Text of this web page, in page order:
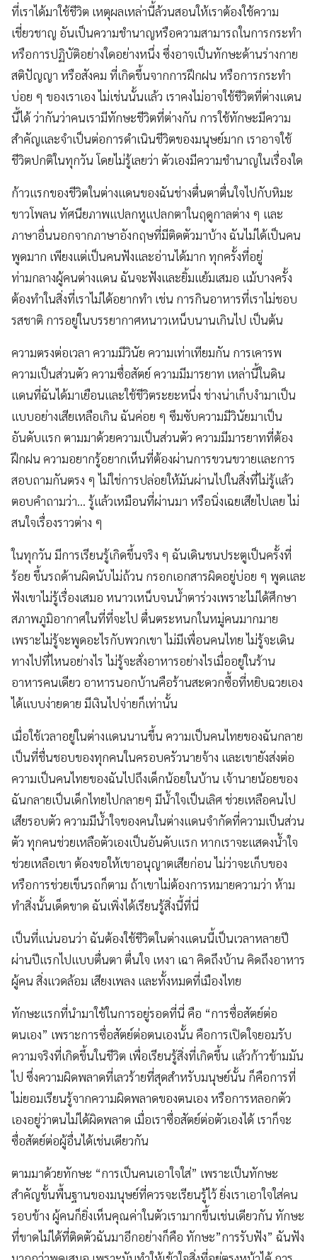
ที่เราได้มาใช้ชีวิต เหตุผลเหล่านี้ล้วนสอนให้เราต้องใช้ความ
เชี่ยวชาญ อันเป็นความชำนาญหรือความสามารถในการกระทำ
หรือการปฏิบัติอย่างใดอย่างหนึ่ง ซึ่งอาจเป็นทักษะด้านร่างกาย
สติปัญญา หรือสังคม ที่เกิดขึ้นจากการฝึกฝน หรือการกระทำ
บ่อย ๆ ของเราเอง ไม่เช่นนั้นแล้ว เราคงไม่อาจใช้ชีวิตที่ต่างแดน
นี้ได้ ว่ากันว่าคนเรามีทักษะชีวิตที่ต่างกัน การใช้ทักษะมีความ
สำคัญและจำเป็นต่อการดำเนินชีวิตของมนุษย์มาก เราอาจใช้
ชีวิตปกติในทุกวัน โดยไม่รู้เลยว่า ตัวเองมีความชำนาญในเรื่องใด
ก้าวแรกของชีวิตในต่างแดนของฉันช่างตื่นตาตื่นใจไปกับหิมะ
ขาวโพลน ทัศนียภาพแปลกหูแปลกตาในฤดูกาลต่าง ๆ และ
ภาษาอื่นนอกจากภาษาอังกฤษที่มีติดตัวมาบ้าง ฉันไม่ได้เป็นคน
พูดมาก เพียงแต่เป็นคนฟังและอ่านได้มาก ทุกครั้งที่อยู่
ท่ามกลางผู้คนต่างแดน ฉันจะฟังและยิ้มแย้มเสมอ แม้บางครั้ง
ต้องทำในสิ่งที่เราไม่ได้อยากทำ เช่น การกินอาหารที่เราไม่ชอบ
รสชาติ การอยู่ในบรรยากาศหนาวเหน็บนานเกินไป เป็นต้น
ความตรงต่อเวลา ความมีวินัย ความเท่าเทียมกัน การเคารพ
ความเป็นส่วนตัว ความซื่อสัตย์ ความมีมารยาท เหล่านี้ในดิน
แดนที่ฉันได้มาเยือนและใช้ชีวิตระยะหนึ่ง ช่างน่าเก็บงำมาเป็น
แบบอย่างเสียเหลือเกิน ฉันค่อย ๆ ซึมซับความมีวินัยมาเป็น
อันดับแรก ตามมาด้วยความเป็นส่วนตัว ความมีมารยาทที่ต้อง
ฝึกฝน ความอยากรู้อยากเห็นที่ต้องผ่านการขวนขวายและการ
สอบถามกันตรง ๆ ไม่ใช่การปล่อยให้มันผ่านไปในสิ่งที่ไม่รู้แล้ว
ตอบคำถามว่า… รู้แล้วเหมือนที่ผ่านมา หรือนิ่งเฉยเสียไปเลย ไม่
สนใจเรื่องราวต่าง ๆ
ในทุกวัน มีการเรียนรู้เกิดขึ้นจริง ๆ ฉันเดินชนประตูเป็นครั้งที่
ร้อย ขึ้นรถด้านผิดนับไม่ถ้วน กรอกเอกสารผิดอยู่บ่อย ๆ พูดและ
ฟังเขาไม่รู้เรื่องเสมอ หนาวเหน็บจนน้ำตาร่วงเพราะไม่ได้ศึกษา
สภาพภูมิอากาศในที่ที่จะไป ตื่นตระหนกในหมู่คนมากมาย
เพราะไม่รู้จะพูดอะไรกับพวกเขา ไม่มีเพื่อนคนไทย ไม่รู้จะเดิน
ทางไปที่ไหนอย่างไร ไม่รู้จะสั่งอาหารอย่างไรเมื่ออยู่ในร้าน
อาหารคนเดียว อาหารนอกบ้านคือร้านสะดวกซื้อที่หยิบฉวยเอง
ได้แบบง่ายดาย มีเงินไปจ่ายก็เท่านั้น
เมื่อใช้เวลาอยู่ในต่างแดนนานขึ้น ความเป็นคนไทยของฉันกลาย
เป็นที่ชื่นชอบของทุกคนในครอบครัวนายจ้าง และเขายังส่งต่อ
ความเป็นคนไทยของฉันไปถึงเด็กน้อยในบ้าน เจ้านายน้อยของ
ฉันกลายเป็นเด็กไทยไปกลายๆ มีน้ำใจเป็นเลิศ ช่วยเหลือคนไป
เสียรอบตัว ความมีน้ำใจของคนในต่างแดนจำกัดที่ความเป็นส่วน
ตัว ทุกคนช่วยเหลือตัวเองเป็นอันดับแรก หากเราจะแสดงน้ำใจ
ช่วยเหลือเขา ต้องขอให้เขาอนุญาตเสียก่อน ไม่ว่าจะเก็บของ
หรือการช่วยเข็นรถก็ตาม ถ้าเขาไม่ต้องการหมายความว่า ห้าม
ทำสิ่งนั้นเด็ดขาด ฉันเพิ่งได้เรียนรู้สิ่งนี้ที่นี่
เป็นที่แน่นอนว่า ฉันต้องใช้ชีวิตในต่างแดนนี้เป็นเวลาหลายปี
ผ่านปีแรกไปแบบตื่นตา ตื่นใจ เหงา เฉา คิดถึงบ้าน คิดถึงอาหาร
ผู้คน สิ่งแวดล้อม เสียงเพลง และทั้งหมดที่เมืองไทย
ทักษะแรกที่นำมาใช้ในการอยู่รอดที่นี่ คือ “การซื่อสัตย์ต่อ
ตนเอง” เพราะการซื่อสัตย์ต่อตนเองนั้น คือการเปิดใจยอมรับ
ความจริงที่เกิดขึ้นในชีวิต เพื่อเรียนรู้สิ่งที่เกิดขึ้น แล้วก้าวข้ามมัน
ไป ซึ่งความผิดพลาดที่เลวร้ายที่สุดสำหรับมนุษย์นั้น ก็คือการที่
ไม่ยอมเรียนรู้จากความผิดพลาดของตนเอง หรือการหลอกตัว
เองอยู่ว่าตนไม่ได้ผิดพลาด เมื่อเราซื่อสัตย์ต่อตัวเองได้ เราก็จะ
ซื่อสัตย์ต่อผู้อื่นได้เช่นเดียวกัน
ตามมาด้วยทักษะ “การเป็นคนเอาใจใส่” เพราะเป็นทักษะ
สำคัญขั้นพื้นฐานของมนุษย์ที่ควรจะเรียนรู้ไว้ ยิ่งเราเอาใจใส่คน
รอบข้าง ผู้คนก็ยิ่งเห็นคุณค่าในตัวเรามากขึ้นเช่นเดียวกัน ทักษะ
ที่ขาดไม่ได้ที่ติดตัวฉันมาอีกอย่างก็คือ ทักษะ”การรับฟัง” ฉันฟัง